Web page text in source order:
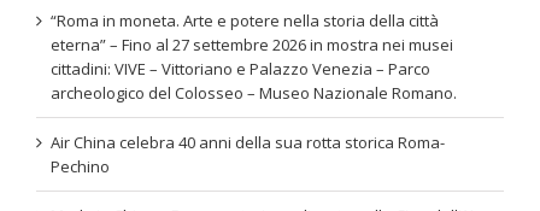
“Roma in moneta. Arte e potere nella storia della città
eterna” – Fino al 27 settembre 2026 in mostra nei musei
cittadini: VIVE – Vittoriano e Palazzo Venezia – Parco
archeologico del Colosseo – Museo Nazionale Romano.
Air China celebra 40 anni della sua rotta storica Roma-
Pechino